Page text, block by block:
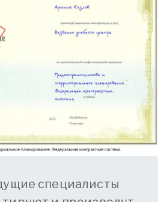
специалисты